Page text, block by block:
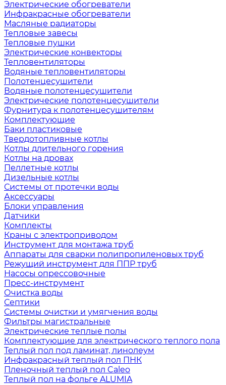
Электрические обогреватели
Инфракрасные обогреватели
Масляные радиаторы
Тепловые завесы
Тепловые пушки
Электрические конвекторы
Тепловентиляторы
Водяные тепловентиляторы
Полотенцесушители
Водяные полотенцесушители
Электрические полотенцесушители
Фурнитура к полотенцесушителям
Комплектующие
Баки пластиковые
Твердотопливные котлы
Котлы длительного горения
Котлы на дровах
Пеллетные котлы
Дизельные котлы
Системы от протечки воды
Аксессуары
Блоки управления
Датчики
Комплекты
Краны с электроприводом
Инструмент для монтажа труб
Аппараты для сварки полипропиленовых труб
Режущий инструмент для ППР труб
Насосы опрессовочные
Пресс-инструмент
Очистка воды
Септики
Системы очистки и умягчения воды
Фильтры магистральные
Электрические теплые полы
Комплектующие для электрического теплого пола
Теплый пол под ламинат, линолеум
Инфракрасный теплый пол ПНК
Пленочный теплый пол Caleo
Теплый пол на фольге ALUMIA